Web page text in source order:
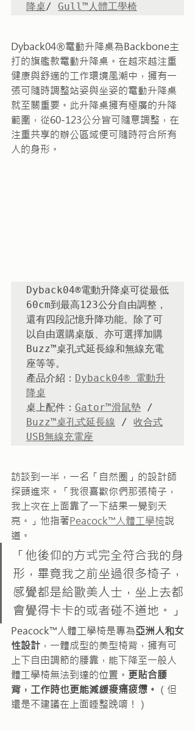
降桌/ Gull™人體工學椅
Dyback04®電動升降桌為Backbone主
打的旗艦款電動升降桌。在越來越注重
健康與舒適的工作環境風潮中，擁有一
張可隨時調整站姿與坐姿的電動升降桌
就至關重要。此升降桌擁有極廣的升降
範圍，從60-123公分皆可隨意調整，在
注重共享的辦公區域便可隨時符合所有
人的身形。
Dyback04®電動升降桌可從最低
60cm到最高123公分自由調整，
還有四段記憶升降功能。除了可
以自由選購桌版、亦可選擇加購
Buzz™桌孔式延長線和無線充電
座等等。
產品介紹： Dyback04® 電動升
降桌
桌上配件： Gator™滑鼠墊
Buzz™桌孔式延長線 / 收合式
USB無線充電座
訪談到一半，一名「自然圈」的設計師
探頭進來。「我很喜歡你們那張椅子，
我上次在上面靠了一下結果一覺到天
亮。」他指著Peacock™人體工學椅說
道。
「他後仰的方式完全符合我的身
形，畢竟我之前坐過很多椅子，
感覺都是給歐美人士，坐上去都
會覺得卡卡的或者碰不道地。」
Peacock™人體工學椅是專為亞洲人和女
性設計 ，一體成型的美型椅背，擁有可
上下自由調節的腰靠，能下降至一般人
體工學椅無法到達的位置。 更貼合腰
背，工作時也更能減緩痠痛疲憊。 （但
還是不建議在上面睡整晚唷！）